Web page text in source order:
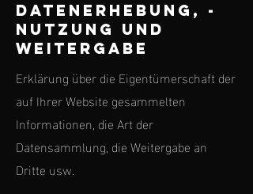
Datenerhebung, -
nutzung und
Weitergabe
Erklärung über die Eigentümerschaft der
auf Ihrer Website gesammelten
Informationen, die Art der
Datensammlung, die Weitergabe an
Dritte usw.